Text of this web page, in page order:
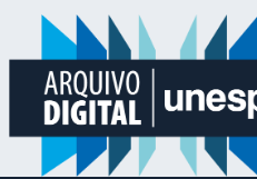
Skip to main content